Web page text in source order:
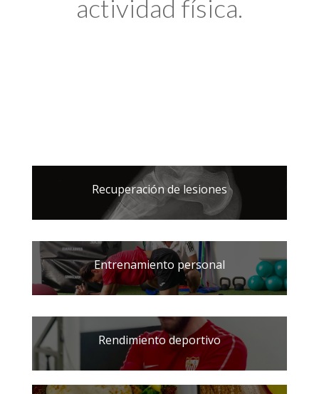
actividad física.
Recuperación de lesiones
Entrenamiento personal
Rendimiento deportivo